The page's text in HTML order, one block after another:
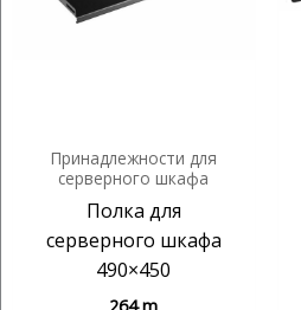
Принадлежности для
серверного шкафа
Полка для
серверного шкафа
490×450